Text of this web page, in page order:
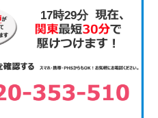
17時29分